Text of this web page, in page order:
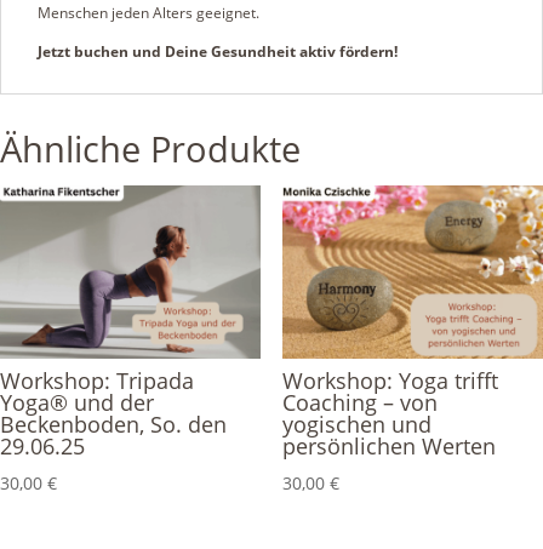
Menschen jeden Alters geeignet.
Jetzt buchen und Deine Gesundheit aktiv fördern!
Ähnliche Produkte
Workshop: Tripada
Yoga® und der
Beckenboden, So. den
29.06.25
30,00 €
Workshop: Yoga trifft
Coaching – von
yogischen und
persönlichen Werten
30,00 €